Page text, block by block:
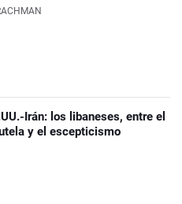
Irán: los libaneses, entre el
y el escepticismo